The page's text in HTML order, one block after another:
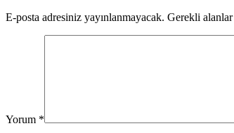
E-posta adresiniz yayınlanmayacak. Gerekli alanlar
Yorum *